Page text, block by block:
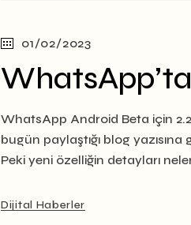
01/02/2023
WhatsApp Android Beta için
bugün paylaştığı blog
Peki yeni özelliğin detayları
Dijital Haberler